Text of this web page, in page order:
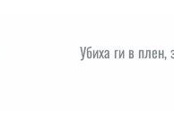
Убиха ги в плен,